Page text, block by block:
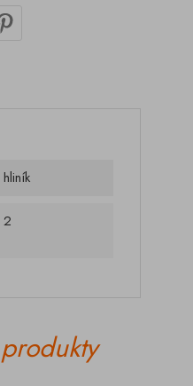
hliník
2
produkty